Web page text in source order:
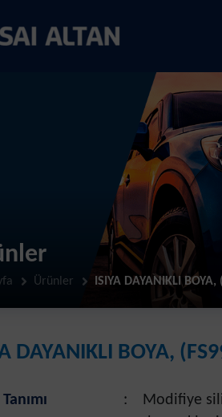
Ürünler ISIYA DAYANIKLI BOYA,
DAYANIKLI BOYA,
:
Modifiye